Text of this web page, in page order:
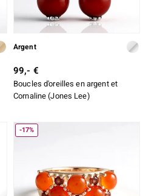
Argent
99,- €
Boucles d'oreilles en argent et
Cornaline (Jones Lee)
-17%